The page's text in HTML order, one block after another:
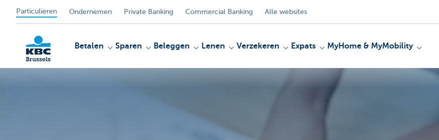
Particulieren Ondernemen Private Banking Commercial Banking Alle websites
Betalen Sparen Beleggen Lenen Verzekeren Expats MyHome & MyMobility